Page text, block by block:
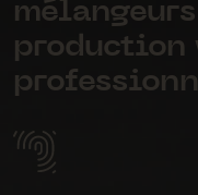
production